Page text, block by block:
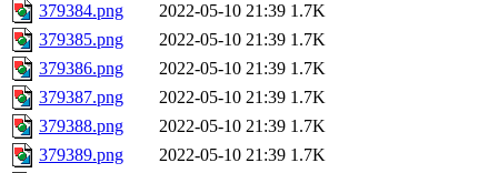
379384.png
2022-05-10 21:39 1.7K
379385.png
2022-05-10 21:39 1.7K
379386.png
2022-05-10 21:39 1.7K
379387.png
2022-05-10 21:39 1.7K
379388.png
2022-05-10 21:39 1.7K
379389.png
2022-05-10 21:39 1.7K